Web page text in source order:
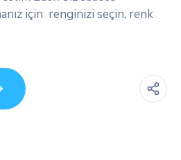
için renginizi seçin, renk